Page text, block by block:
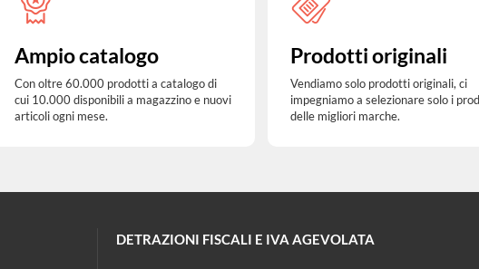
Ampio catalogo
Con oltre 60.000 prodotti a catalogo di
cui 10.000 disponibili a magazzino e nuovi
articoli ogni mese.
Prodotti originali
Vendiamo solo prodotti originali, ci
impegniamo a selezionare solo i
delle migliori marche.
DETRAZIONI FISCALI E IVA AGEVOLATA